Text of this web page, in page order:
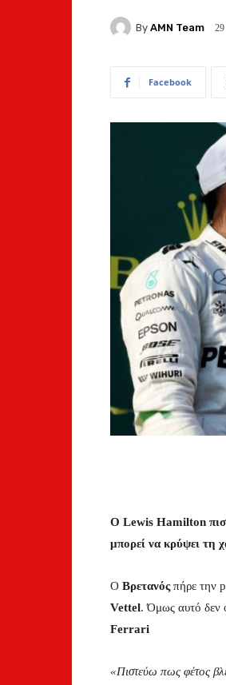
By AMN Team
Facebook
Ο Lewis Hamilton
μπορεί να κρύψει τη
Ο Βρετανόςπήρε την
Vettel. Όμως αυτό δεν
Ferrari
«Πιστεύω πως φέτος